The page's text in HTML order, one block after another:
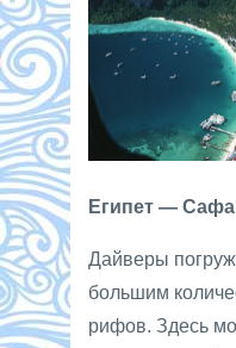
Египет —
Дайверы
большим
рифов. Здесь